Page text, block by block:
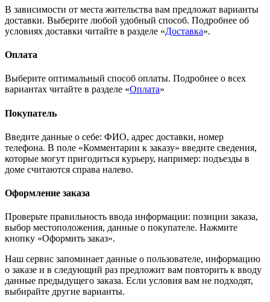
В зависимости от места жительства вам предложат варианты
доставки. Выберите любой удобный способ. Подробнее об
условиях доставки читайте в разделе «Доставка».
Оплата
Выберите оптимальный способ оплаты. Подробнее о всех
вариантах читайте в разделе «Оплата»
Покупатель
Введите данные о себе: ФИО, адрес доставки, номер
телефона. В поле «Комментарии к заказу» введите сведения,
которые могут пригодиться курьеру, например: подъезды в
доме считаются справа налево.
Оформление заказа
Проверьте правильность ввода информации: позиции заказа,
выбор местоположения, данные о покупателе. Нажмите
кнопку «Оформить заказ».
Наш сервис запоминает данные о пользователе, информацию
о заказе и в следующий раз предложит вам повторить к вводу
данные предыдущего заказа. Если условия вам не подходят,
выбирайте другие варианты.